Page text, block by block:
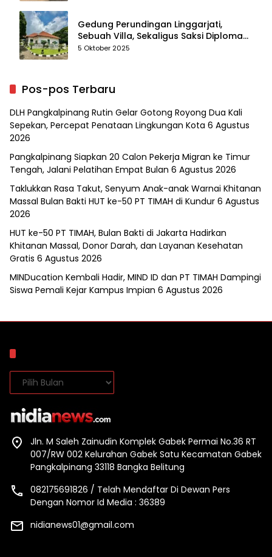
Gedung Perundingan Linggarjati,
Sebuah Villa, Sekaligus Saksi Diplomasi
yang Mengubah Arah Bangsa
5 Oktober 2025
Pos-pos Terbaru
DLH Pangkalpinang Rutin Gelar Gotong Royong Dua Kali
Sepekan, Percepat Penataan Lingkungan Kota 6 Agustus
2026
Pangkalpinang Siapkan 20 Calon Pekerja Migran ke Timur
Tengah, Jalani Pelatihan Empat Bulan 6 Agustus 2026
Taklukkan Rasa Takut, Senyum Anak-anak Warnai Khitanan
Massal Bulan Bakti HUT ke-50 PT TIMAH di Kundur 6 Agustus
2026
HUT ke-50 PT TIMAH, Bulan Bakti di Jakarta Hadirkan
Khitanan Massal, Donor Darah, dan Layanan Kesehatan
Gratis 6 Agustus 2026
MINDucation Kembali Hadir, MIND ID dan PT TIMAH Dampingi
Siswa Pemali Kejar Kampus Impian 6 Agustus 2026
Arsip
Jln. M Saleh Zainudin Komplek Gabek Permai No.36 RT
007/RW 002 Kelurahan Gabek Satu Kecamatan Gabek
Pangkalpinang 33118 Bangka Belitung
082175691826 / Telah Mendaftar Di Dewan Pers
Dengan Nomor Id Media : 36389
nidianews01@gmail.com